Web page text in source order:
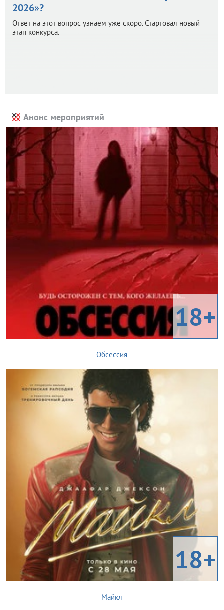
2026»?
Ответ на этот вопрос узнаем уже скоро. Стартовал новый
этап конкурса.
Анонс мероприятий
18+
Обсессия
18+
Майкл